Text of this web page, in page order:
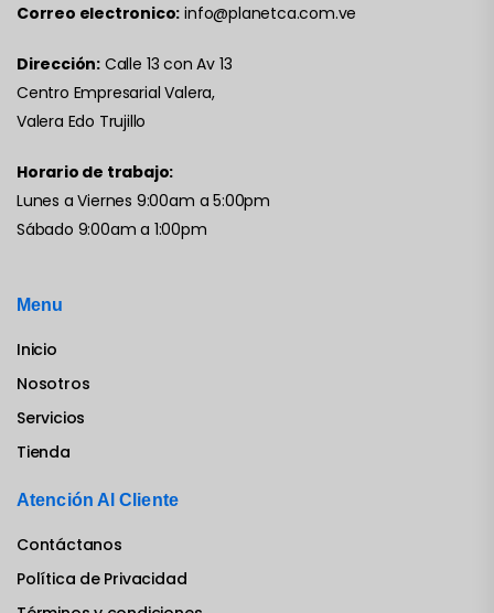
Correo electronico: info@planetca.com.ve
Dirección: Calle 13 con Av 13
Centro Empresarial Valera,
Valera Edo Trujillo
Horario de trabajo:
Lunes a Viernes 9:00am a 5:00pm
Sábado 9:00am a 1:00pm
Menu
Inicio
Nosotros
Servicios
Tienda
Atención Al Cliente
Contáctanos
Política de Privacidad